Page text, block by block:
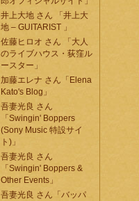
井上大地 さん 「井上大
地 – GUITARIST 」
佐藤ヒロオ さん 「大人
のライブハウス・荻窪ル
ースター」
加藤エレナ さん「Elena
Kato's Blog」
吾妻光良 さん
「Swingin' Boppers
(Sony Music 特設サイ
ト)」
吾妻光良 さん
「Swingin' Boppers &
Other Events」
吾妻光良 さん「バッパ